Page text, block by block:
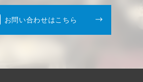
お問い合わせはこちら